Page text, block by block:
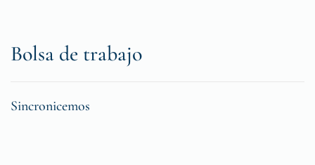
Bolsa de trabajo
Sincronicemos